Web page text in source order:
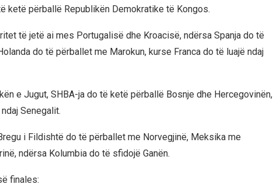
ketë përballë Republikën Demokratike të Kongos.
të jetë ai mes Portugalisë dhe Kroacisë, ndërsa Spanja do të
do të përballet me Marokun, kurse Franca do të luajë ndaj
e Jugut, SHBA-ja do të ketë përballë Bosnje dhe Hercegovinën,
Senegalit.
i Fildishtë do të përballet me Norvegjinë, Meksika me
ndërsa Kolumbia do të sfidojë Ganën.
finales: